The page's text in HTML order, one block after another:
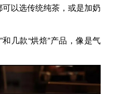
以选传统纯茶，或是加奶
几款“烘焙”产品，像是气